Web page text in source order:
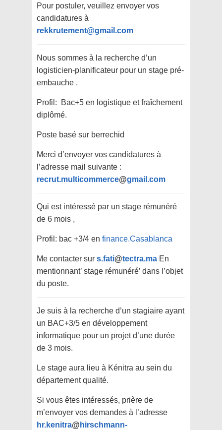
Pour postuler, veuillez envoyer vos
candidatures à
rekkrutement@gmail.com
Nous sommes à la recherche d’un
logisticien-planificateur pour un stage pré-
embauche .
Profil: Bac+5 en logistique et fraîchement
diplômé.
Poste basé sur berrechid
Merci d’envoyer vos candidatures à
l’adresse mail suivante :
recrut.multicommerce@gmail.com
Qui est intéressé par un stage rémunéré
de 6 mois ,
Profil: bac +3/4 en finance.Casablanca
Me contacter sur s.fati@tectra.ma En
mentionnant’ stage rémunéré’ dans l’objet
du poste.
Je suis à la recherche d’un stagiaire ayant
un BAC+3/5 en développement
informatique pour un projet d’une durée
de 3 mois.
Le stage aura lieu à Kénitra au sein du
département qualité.
Si vous êtes intéressés, prière de
m’envoyer vos demandes à l’adresse
hr.kenitra@ hirschmann-